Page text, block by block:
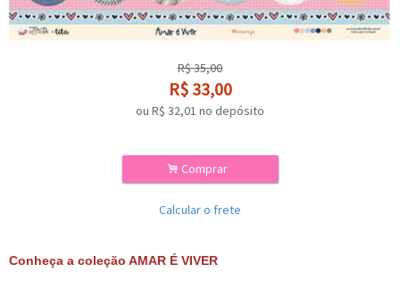
R$35,00
R$ 33,00
ou R$ 32,01 no depósito
. Comprar
Calcular o frete
Conheça a coleção AMAR É VIVER